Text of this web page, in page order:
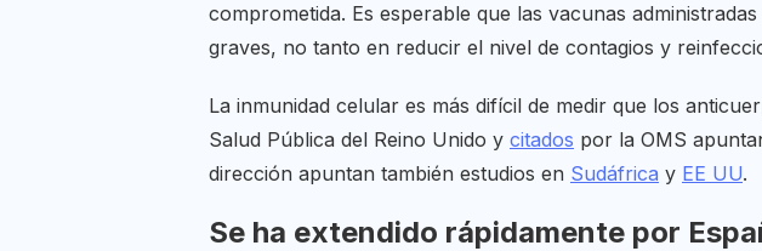
comprometida. Es esperable que las vacunas
graves, no tanto en reducir el nivel de contagios y
La inmunidad celular es más difícil de medir que los
Salud Pública del Reino Unido y citados por la OMS
dirección apuntan también estudios en Sudáfrica y EE UU.
Se ha extendido rápidamente por